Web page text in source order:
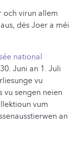
och virun allem
dës Joer a méi
national
Juni an 1. Juli
vu
vu sengen neien
vum
an